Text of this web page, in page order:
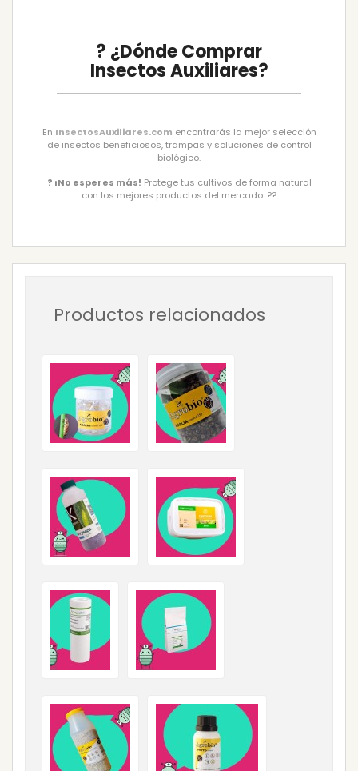
? ¿Dónde Comprar
Insectos Auxiliares?
En InsectosAuxiliares.com encontrarás la mejor selección
de insectos beneficiosos, trampas y soluciones de control
biológico.
? ¡No esperes más! Protege tus cultivos de forma natural
con los mejores productos del mercado. ??
Productos relacionados